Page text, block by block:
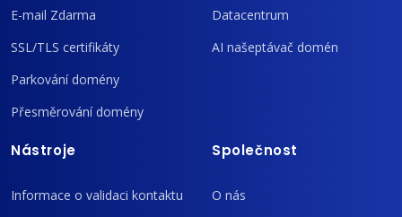
E-mail Zdarma
SSL/TLS certifikáty
Parkování domény
Přesměrování domény
Datacentrum
AI našeptávač domén
Nástroje
Informace o validaci kontaktu
Společnost
O nás